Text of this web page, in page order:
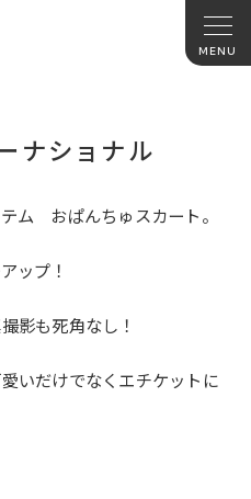
ナショナル
ム おぱんちゅスカート。
ップ！
影も死角なし！
いだけでなくエチケットに